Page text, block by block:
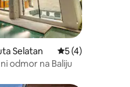
Selatan Prosječna
5 (4)
odmor na Baliju